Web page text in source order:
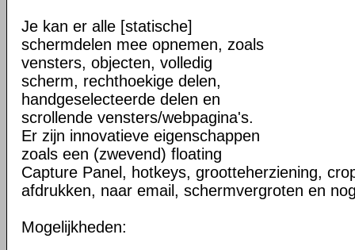
Je kan er alle [statische]
schermdelen mee opnemen, zoals
vensters, objecten, volledig
scherm, rechthoekige delen,
handgeselecteerde delen en
scrollende vensters/webpagina's.
Er zijn innovatieve eigenschappen
zoals een (zwevend) floating
Capture Panel, hotkeys, grootteherziening,
afdrukken, naar email, schermvergroten en
Mogelijkheden: